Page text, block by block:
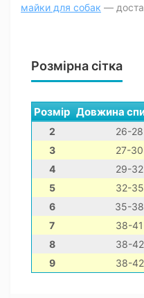
майки для собак —
Розмірна сітка
Розмір Довжина
2 26-28
3
27-30
4
29-32
5
32-35
6
35-38
7
38-41
8
38-42
9
38-42